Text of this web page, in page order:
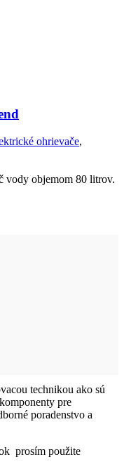
ohrievače,
vody objemom 80 litrov.
technikou ako sú
pre
poradenstvo a
prosím použite